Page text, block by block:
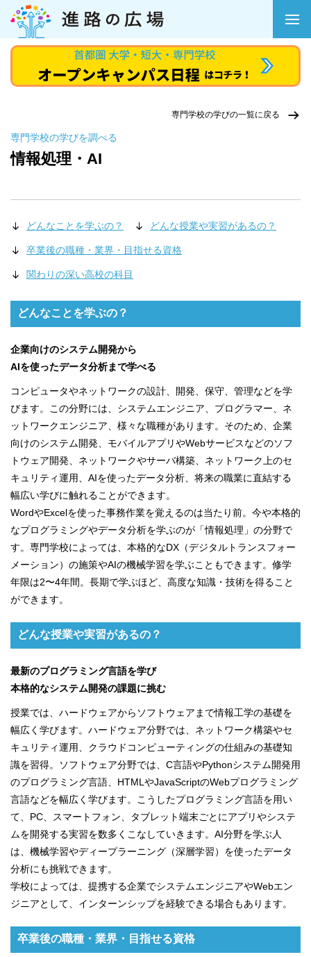
専門学校の学びの一覧に戻る
専門学校の学びを調べる
情報処理・AI
どんなことを学ぶの？ どんな授業や実習があるの？
卒業後の職種・業界・目指せる資格
関わりの深い高校の科目
どんなことを学ぶの？
企業向けのシステム開発から
AIを使ったデータ分析まで学べる
コンピュータやネットワークの設計、開発、保守、管理などを学
びます。この分野には、システムエンジニア、プログラマー、ネ
ットワークエンジニア、様々な職種があります。そのため、企業
向けのシステム開発、モバイルアプリやWebサービスなどのソフ
トウェア開発、ネットワークやサーバ構築、ネットワーク上のセ
キュリティ運用、AIを使ったデータ分析、将来の職業に直結する
幅広い学びに触れることができます。
WordやExcelを使った事務作業を覚えるのは当たり前。今や本格的
なプログラミングやデータ分析を学ぶのが「情報処理」の分野で
す。専門学校によっては、本格的なDX（デジタルトランスフォー
メーション）の施策やAIの機械学習を学ぶこともできます。修学
年限は2〜4年間。長期で学ぶほど、高度な知識・技術を得ること
ができます。
どんな授業や実習があるの？
最新のプログラミング言語を学び
本格的なシステム開発の課題に挑む
授業では、ハードウェアからソフトウェアまで情報工学の基礎を
幅広く学びます。ハードウェア分野では、ネットワーク構築やセ
キュリティ運用、クラウドコンピューティングの仕組みの基礎知
識を習得。ソフトウェア分野では、C言語やPythonシステム開発用
のプログラミング言語、HTMLやJavaScriptのWebプログラミング
言語などを幅広く学びます。こうしたプログラミング言語を用い
て、PC、スマートフォン、タブレット端末ごとにアプリやシステ
ムを開発する実習を数多くこなしていきます。AI分野を学ぶ人
は、機械学習やディープラーニング（深層学習）を使ったデータ
分析にも挑戦できます。
学校によっては、提携する企業でシステムエンジニアやWebエン
ジニアとして、インターンシップを経験できる場合もあります。
卒業後の職種・業界・目指せる資格